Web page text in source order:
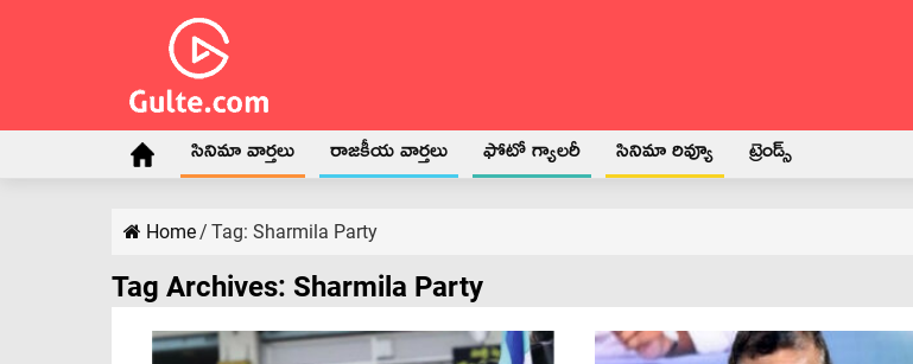
సినిమా వార్తలు రాజకీయ వార్తలు ఫోటో గ్యాలరీ సినిమా రివ్యూ ట్రెండ్స్
Home/ Tag: Sharmila Party
Tag Archives: Sharmila Party